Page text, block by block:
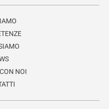
NOI